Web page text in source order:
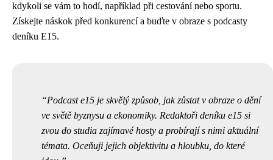
kdykoli se vám to hodí, například při cestování nebo sportu.
Získejte náskok před konkurencí a buďte v obraze s podcasty
deníku E15.
Podcast e15 je skvělý způsob, jak zůstat v obraze o dění
ve světě byznysu a ekonomiky. Redaktoři deníku e15 si
zvou do studia zajímavé hosty a probírají s nimi aktuální
témata. Oceňuji jejich objektivitu a hloubku, do které